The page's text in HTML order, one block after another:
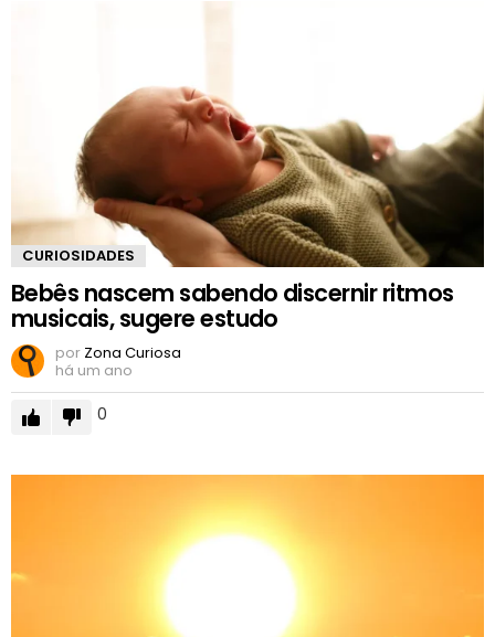
CURIOSIDADES
Bebês nascem sabendo discernir ritmos
musicais, sugere estudo
por Zona Curiosa
há um ano
0